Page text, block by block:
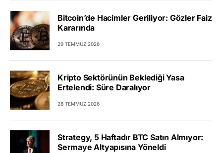
Bitcoin’de Hacimler Geriliyor: Gözler Faiz
Kararında
29 TEMMUZ 2026
Kripto Sektörünün Beklediği Yasa
Ertelendi: Süre Daralıyor
28 TEMMUZ 2026
Strategy, 5 Haftadır BTC Satın Almıyor:
Sermaye Altyapısına Yöneldi